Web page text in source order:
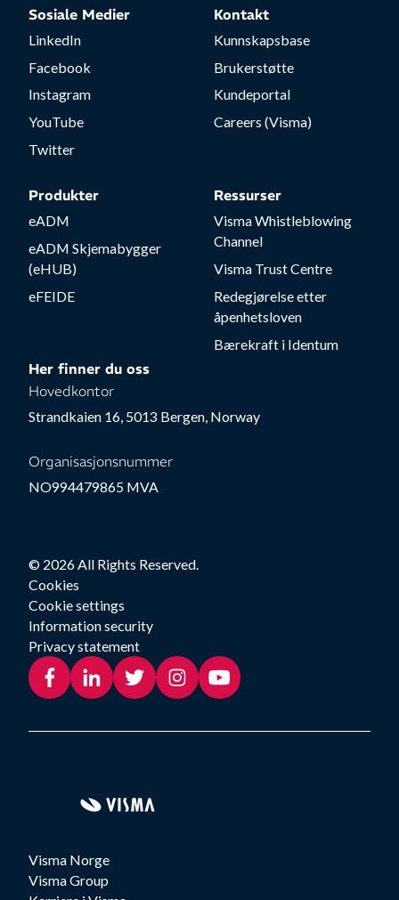
Sosiale Medier
LinkedIn
Facebook
Instagram
YouTube
Twitter
Kontakt
Kunnskapsbase
Brukerstøtte
Kundeportal
Careers (Visma)
Produkter
eADM
eADM Skjemabygger
(eHUB)
eFEIDE
Ressurser
Visma Whistleblowing
Channel
Visma Trust Centre
Redegjørelse etter
åpenhetsloven
Bærekraft i Identum
Her finner du oss
Hovedkontor
Strandkaien 16, 5013 Bergen, Norway
Organisasjonsnummer
NO994479865 MVA
© 2026 All Rights Reserved.
Cookies
Cookie settings
Information security
Privacy statement
Visma Norge
Visma Group